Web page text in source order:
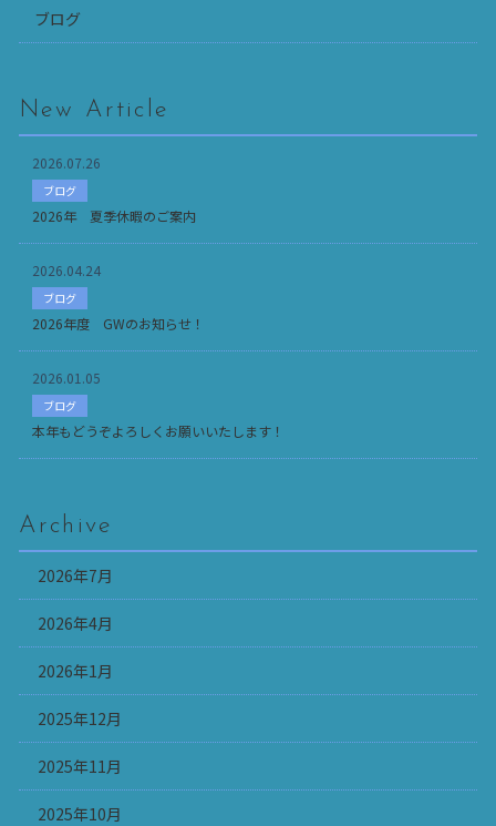
ブログ
New Article
2026.07.26
ブログ
2026年 夏季休暇のご案内
2026.04.24
ブログ
2026年度 GWのお知らせ！
2026.01.05
ブログ
本年もどうぞよろしくお願いいたします！
Archive
2026年7月
2026年4月
2026年1月
2025年12月
2025年11月
2025年10月